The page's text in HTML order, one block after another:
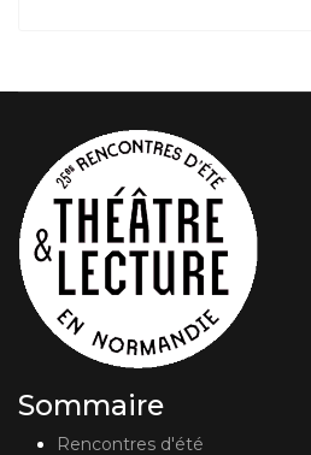
Sommaire
Rencontres d'été